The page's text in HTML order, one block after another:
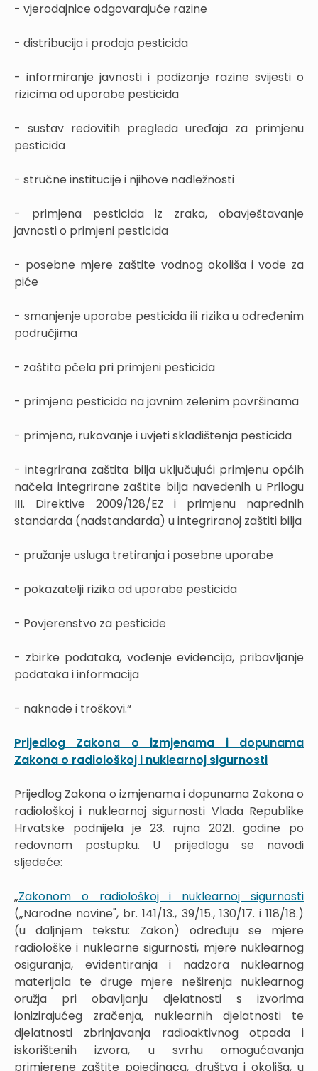
- vjerodajnice odgovarajuće razine
- distribucija i prodaja pesticida
- informiranje javnosti i podizanje razine svijesti o
rizicima od uporabe pesticida
- sustav redovitih pregleda uređaja za primjenu
pesticida
- stručne institucije i njihove nadležnosti
- primjena pesticida iz zraka, obavještavanje
javnosti o primjeni pesticida
- posebne mjere zaštite vodnog okoliša i vode za
piće
- smanjenje uporabe pesticida ili rizika u određenim
područjima
- zaštita pčela pri primjeni pesticida
- primjena pesticida na javnim zelenim površinama
- primjena, rukovanje i uvjeti skladištenja pesticida
- integrirana zaštita bilja uključujući primjenu općih
načela integrirane zaštite bilja navedenih u Prilogu
III. Direktive 2009/128/EZ i primjenu naprednih
standarda (nadstandarda) u integriranoj zaštiti bilja
- pružanje usluga tretiranja i posebne uporabe
- pokazatelji rizika od uporabe pesticida
- Povjerenstvo za pesticide
- zbirke podataka, vođenje evidencija, pribavljanje
podataka i informacija
- naknade i troškovi.“
Prijedlog Zakona o izmjenama i dopunama
Zakona o radiološkoj i nuklearnoj sigurnosti
Prijedlog Zakona o izmjenama i dopunama Zakona o
radiološkoj i nuklearnoj sigurnosti Vlada Republike
Hrvatske podnijela je 23. rujna 2021. godine po
redovnom postupku. U prijedlogu se navodi
sljedeće:
„Zakonom o radiološkoj i nuklearnoj sigurnosti
(„Narodne novine", br. 141/13., 39/15., 130/17. i 118/18.)
(u daljnjem tekstu: Zakon) određuju se mjere
radiološke i nuklearne sigurnosti, mjere nuklearnog
osiguranja, evidentiranja i nadzora nuklearnog
materijala te druge mjere neširenja nuklearnog
oružja pri obavljanju djelatnosti s izvorima
ionizirajućeg zračenja, nuklearnih djelatnosti te
djelatnosti zbrinjavanja radioaktivnog otpada i
iskorištenih izvora, u svrhu omogućavanja
primjerene zaštite pojedinaca, društva i okoliša, u